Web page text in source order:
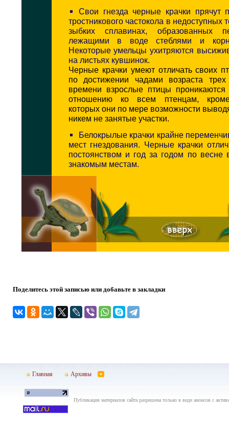
Свои гнезда черные крачки прячут
тростникового частокола в недоступных
зыбких сплавинах, образованных
лежащими в воде стеблями и
Некоторые умельцы ухитряются
на листьях кувшинок.
Черные крачки умеют отличать своих
по достижении чадами возраста
времени взрослые птицы
отношению ко всем птенцам, кроме
которых они по мере возможности
никем не занятые участки.
Белокрылые крачки крайне
мест гнездования. Черные крачки
постоянством и год за годом по весне
знакомым местам.
Поделитесь этой записью или добавьте в закладки
Главная Архивы
Публикация материалов сайта разрешена только в виде анонсов с